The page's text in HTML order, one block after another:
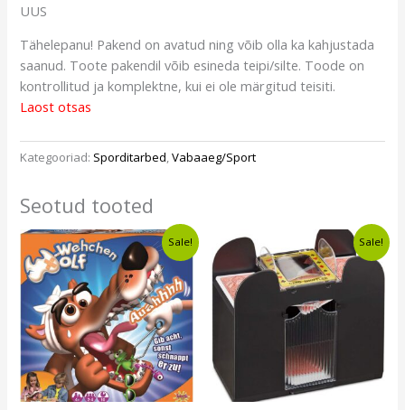
UUS
Tähelepanu! Pakend on avatud ning võib olla ka kahjustada
saanud. Toote pakendil võib esineda teipi/silte. Toode on
kontrollitud ja komplektne, kui ei ole märgitud teisiti.
Laost otsas
Kategooriad: Sporditarbed,Vabaaeg/Sport
Seotud tooted
Sale!
Algne
hind
oli:
€12,50.
Current
price
is:
€10,49.
Sale!
Algne
hind
oli:
€13,49.
Current
price
is:
€11,49.